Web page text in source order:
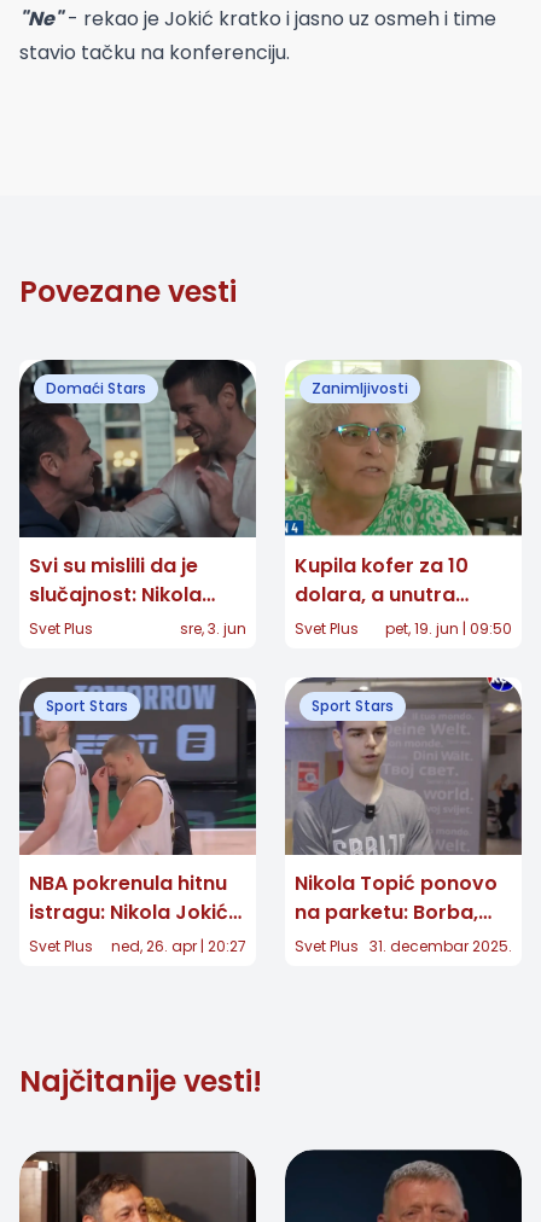
"Ne"- rekao je Jokić kratko i jasno uz osmeh i time
stavio tačku na konferenciju.
Povezane vesti
Domaći Stars
Svi su mislili da je
slučajnost: Nikola
Rokvić i Enis Bešlagić
pozadinu susreta u
Sarajevu
Svet Plus sre, 3. jun
Zanimljivosti
Kupila kofer za 10
dolara, a unutra
pronašla pravo
reakcija iznenadila je
sve
Svet Plus pet, 19. jun | 09:50
Sport Stars
NBA pokrenula hitnu
istragu: Nikola Jokić
pod "lupom" sukoba
Svet Plus ned, 26. apr | 20:27
Sport Stars
Nikola Topić ponovo
na parketu: Borba,
snaga i povratak
Svet Plus 31. decembar 2025.
Najčitanije vesti!